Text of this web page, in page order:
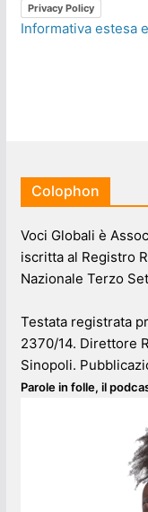
Privacy Policy
Informativa estesa
Colophon
Voci Globali è
iscritta al Registro
Nazionale Terzo
Testata registrata
2370/14. Direttore
Sinopoli.
Parole in folle, il